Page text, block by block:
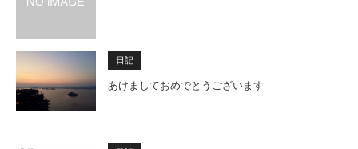
日記
あけましておめでとうございます